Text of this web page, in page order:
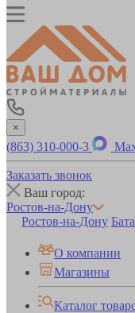
×
(863) 310-000-3
Заказать звонок
Ваш город:
Ростов-на-Дону
Ростов-на-Дону
О компании
Магазины
Каталог